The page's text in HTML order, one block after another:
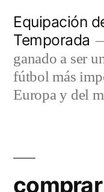
contenido
Equipación
Temporada
ganado a ser
fútbol más
Europa y del